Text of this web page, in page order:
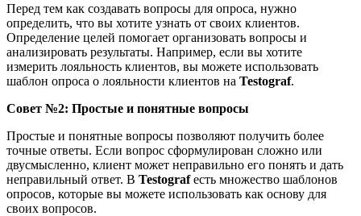
Перед тем как создавать вопросы для опроса, нужно
определить, что вы хотите узнать от своих клиентов.
Определение целей помогает организовать вопросы и
анализировать результаты. Например, если вы хотите
измерить лояльность клиентов, вы можете использовать
шаблон опроса о лояльности клиентов на Testograf.
Совет №2: Простые и понятные вопросы
Простые и понятные вопросы позволяют получить более
точные ответы. Если вопрос сформулирован сложно или
двусмысленно, клиент может неправильно его понять и дать
неправильный ответ. В Testografесть множество шаблонов
опросов, которые вы можете использовать как основу для
своих вопросов.